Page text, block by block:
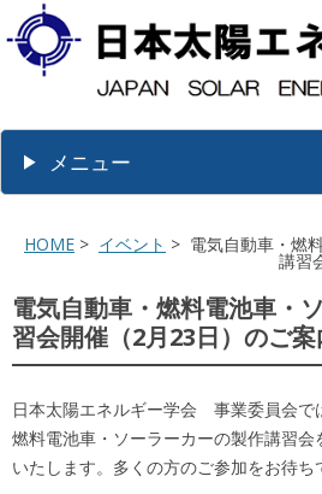
メニュー
HOME > イベント > 電気自動車・燃
講習
電気自動車・燃料電池車・
習会開催（2月23日）のご案
日本太陽エネルギー学会 事業委員会で
燃料電池車・ソーラーカーの製作講習
いたします。多くの方のご参加をお待ち